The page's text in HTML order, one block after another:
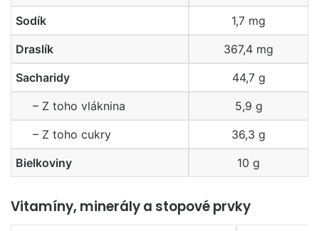
Sodík
1,7 mg
Draslík
367,4 mg
Sacharidy
44,7 g
– Z toho vláknina
5,9 g
– Z toho cukry
36,3 g
Bielkoviny
10 g
Vitamíny, minerály a stopové prvky